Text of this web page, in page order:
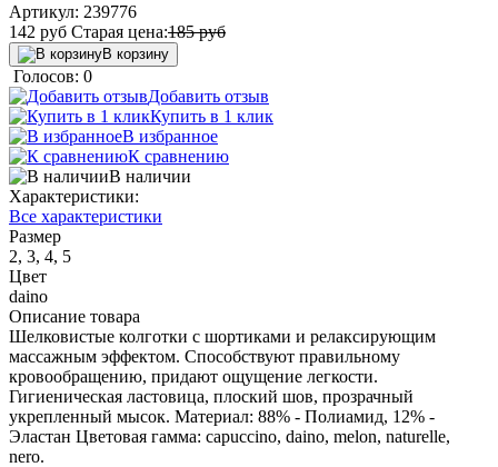
Артикул: 239776
142 руб Старая цена:185руб
В корзину
Голосов: 0
Добавить отзыв
Купить в 1 клик
В избранное
К сравнению
В наличии
Характеристики:
Все характеристики
Размер
2, 3, 4, 5
Цвет
daino
Описание товара
Шелковистые колготки с шортиками и релаксирующим
массажным эффектом. Способствуют правильному
кровообращению, придают ощущение легкости.
Гигиеническая ластовица, плоский шов, прозрачный
укрепленный мысок. Материал: 88% - Полиамид, 12% -
Эластан Цветовая гамма: capuccino, daino, melon, naturelle,
nero.